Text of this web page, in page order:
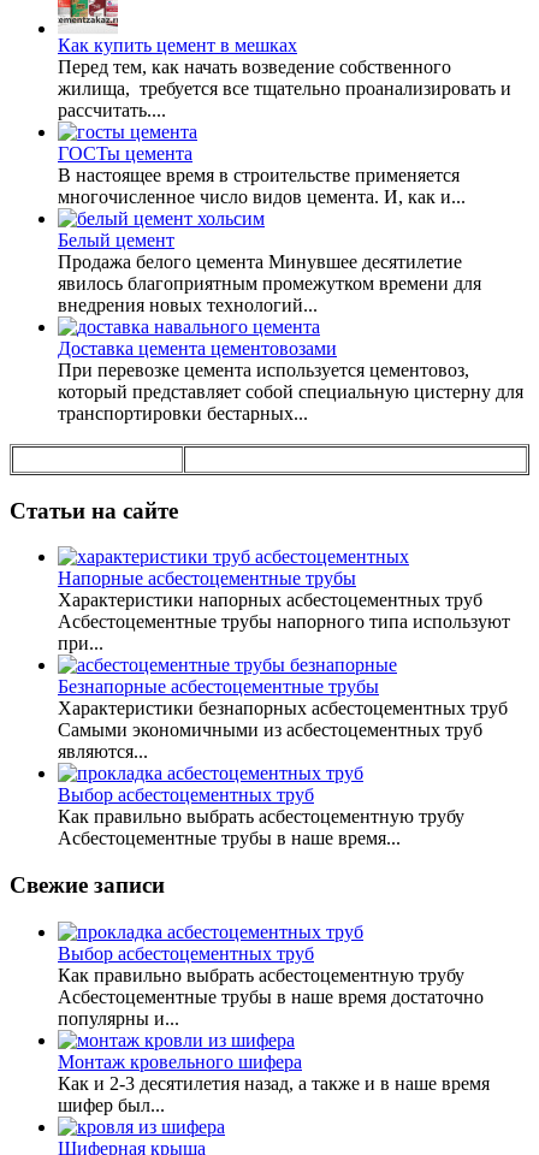
Как купить цемент в мешках
Перед тем, как начать возведение собственного
жилища, требуется все тщательно проанализировать и
рассчитать....
ГОСТы цемента
В настоящее время в строительстве применяется
многочисленное число видов цемента. И, как и...
Белый цемент
Продажа белого цемента Минувшее десятилетие
явилось благоприятным промежутком времени для
внедрения новых технологий...
Доставка цемента цементовозами
При перевозке цемента используется цементовоз,
который представляет собой специальную цистерну для
транспортировки бестарных...
Статьи на сайте
Напорные асбестоцементные трубы
Характеристики напорных асбестоцементных труб
Асбестоцементные трубы напорного типа используют
при...
Безнапорные асбестоцементные трубы
Характеристики безнапорных асбестоцементных труб
Самыми экономичными из асбестоцементных труб
являются...
Выбор асбестоцементных труб
Как правильно выбрать асбестоцементную трубу
Асбестоцементные трубы в наше время...
Свежие записи
Выбор асбестоцементных труб
Как правильно выбрать асбестоцементную трубу
Асбестоцементные трубы в наше время достаточно
популярны и...
Монтаж кровельного шифера
Как и 2-3 десятилетия назад, а также и в наше время
шифер был...
Шиферная крыша